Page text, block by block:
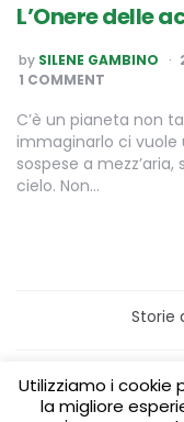
L’Onere delle
POSTED
BY
by SILENE GAMBINO
1 COMMENT
C’è un pianeta non
immaginarlo ci
sospese a
cielo. Non…
Storie
Home
Green
Utilizziamo i cookie
la migliore